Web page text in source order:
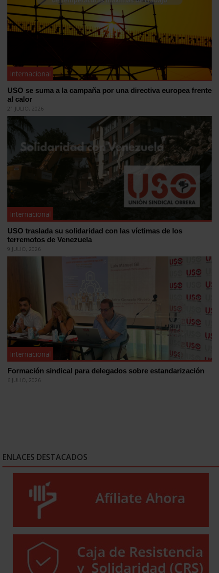
Internacional
USO se suma a la campaña por una directiva europea frente
al calor
21 JULIO, 2026
Internacional
USO traslada su solidaridad con las víctimas de los
terremotos de Venezuela
9 JULIO, 2026
Internacional
Formación sindical para delegados sobre estandarización
6 JULIO, 2026
ENLACES DESTACADOS